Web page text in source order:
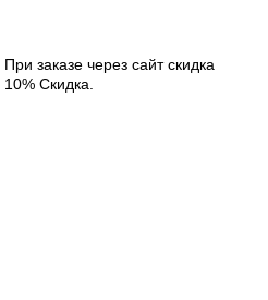
При заказе через сайт скидка
10% Скидка.